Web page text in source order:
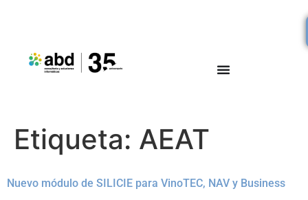
Etiqueta: AEAT
Nuevo módulo de SILICIE para VinoTEC, NAV y Business